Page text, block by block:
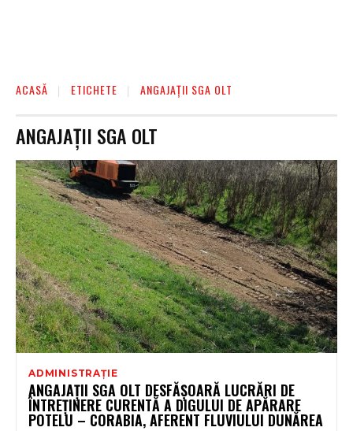
ACASĂ ETICHETE ANGAJAȚII SGA OLT
ANGAJAȚII SGA OLT
ADMINISTRAȚIE
ANGAJAȚII SGA OLT DESFĂȘOARĂ LUCRĂRI DE
ÎNTREȚINERE CURENTĂ A DIGULUI DE APĂRARE
POTELU – CORABIA, AFERENT FLUVIULUI DUNĂREA